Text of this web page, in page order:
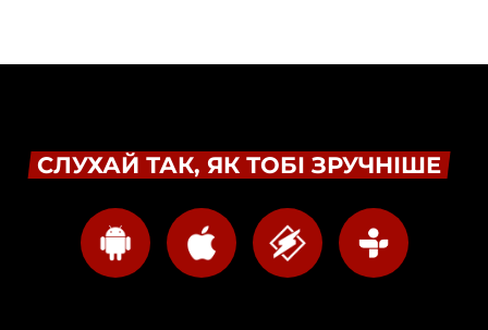
СЛУХАЙ ТАК, ЯК ТОБІ ЗРУЧНІШЕ